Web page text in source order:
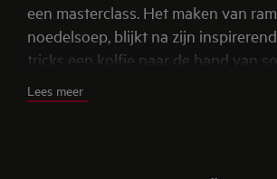
een masterclass. Het maken van
noedelsoep, blijkt na zijn
tricks een kolfje naar de hand van
avontuurlijke kandidaten. Met deze
met zalm kan het thuis ook haast
Lees meer